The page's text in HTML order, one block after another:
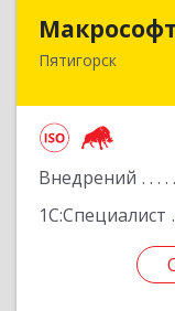
Пятигорск
Внедрений
1С:Специалист
357501,